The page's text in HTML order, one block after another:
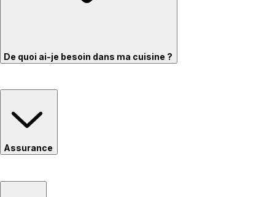
De quoi ai-je besoin dans ma cuisine ?
Assurance